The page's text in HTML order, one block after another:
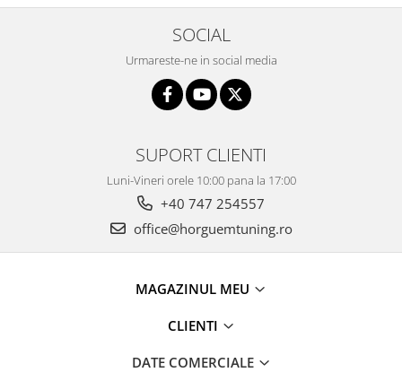
SOCIAL
Urmareste-ne in social media
SUPORT CLIENTI
Luni-Vineri orele 10:00 pana la 17:00
+40 747 254557
office@horguemtuning.ro
MAGAZINUL MEU
CLIENTI
DATE COMERCIALE